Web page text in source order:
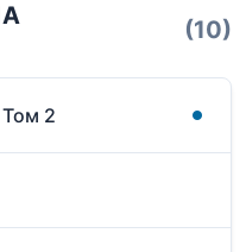
(10)
2